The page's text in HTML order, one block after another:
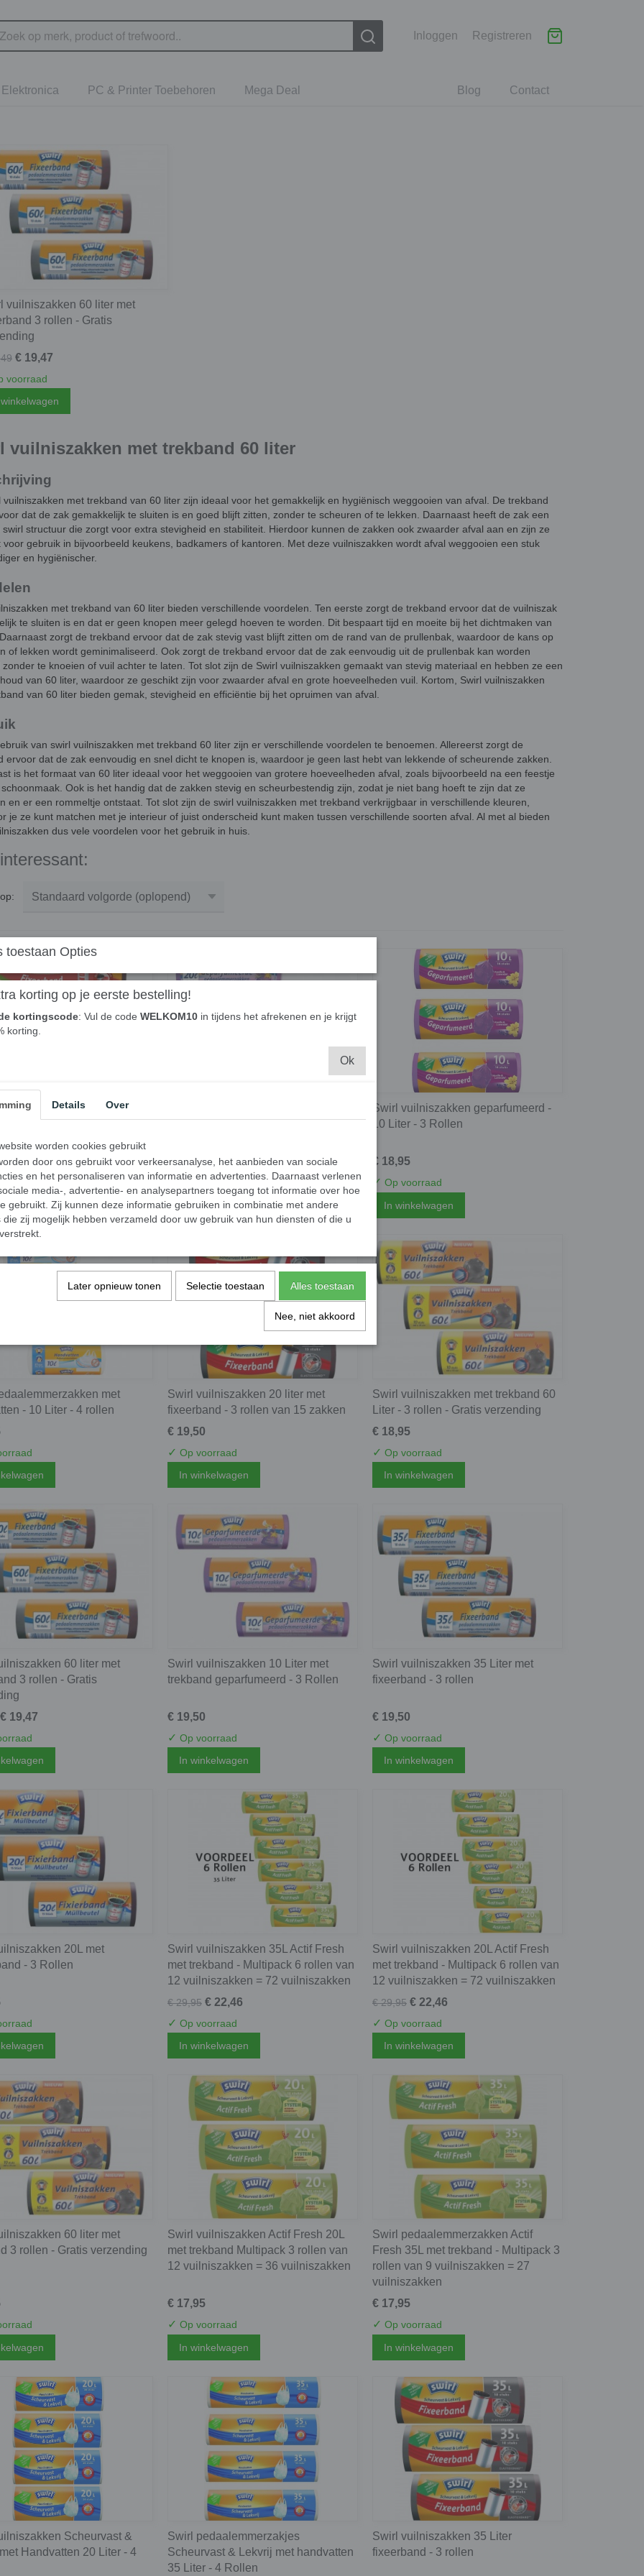
Inloggen Registreren
Contact
Blog
Elektronica PC & Printer Toebehoren Mega Deal
vuilniszakken 60 liter met
3 rollen - Gratis
€ 19,47
voorraad
vuilniszakken met trekband 60 liter
vuilniszakken met trekband van 60 liter zijn ideaal voor het gemakkelijk en hygiënisch weggooien van afval. De trekband
dat de zak gemakkelijk te sluiten is en goed blijft zitten, zonder te scheuren of te lekken. Daarnaast heeft de zak een
swirl structuur die zorgt voor extra stevigheid en stabiliteit. Hierdoor kunnen de zakken ook zwaarder afval aan en zijn ze
voor gebruik in bijvoorbeeld keukens, badkamers of kantoren. Met deze vuilniszakken wordt afval weggooien een stuk
en hygiënischer.
met trekband van 60 liter bieden verschillende voordelen. Ten eerste zorgt de trekband ervoor dat de vuilniszak
te sluiten is en dat er geen knopen meer gelegd hoeven te worden. Dit bespaart tijd en moeite bij het dichtmaken van
zorgt de trekband ervoor dat de zak stevig vast blijft zitten om de rand van de prullenbak, waardoor de kans op
of lekken wordt geminimaliseerd. Ook zorgt de trekband ervoor dat de zak eenvoudig uit de prullenbak kan worden
zonder te knoeien of vuil achter te laten. Tot slot zijn de Swirl vuilniszakken gemaakt van stevig materiaal en hebben ze een
van 60 liter, waardoor ze geschikt zijn voor zwaarder afval en grote hoeveelheden vuil. Kortom, Swirl vuilniszakken
van 60 liter bieden gemak, stevigheid en efficiëntie bij het opruimen van afval.
van swirl vuilniszakken met trekband 60 liter zijn er verschillende voordelen te benoemen. Allereerst zorgt de
ervoor dat de zak eenvoudig en snel dicht te knopen is, waardoor je geen last hebt van lekkende of scheurende zakken.
is het formaat van 60 liter ideaal voor het weggooien van grotere hoeveelheden afval, zoals bijvoorbeeld na een feestje
Ook is het handig dat de zakken stevig en scheurbestendig zijn, zodat je niet bang hoeft te zijn dat ze
en er een rommeltje ontstaat. Tot slot zijn de swirl vuilniszakken met trekband verkrijgbaar in verschillende kleuren,
je ze kunt matchen met je interieur of juist onderscheid kunt maken tussen verschillende soorten afval. Al met al bieden
dus vele voordelen voor het gebruik in huis.
op:
30 liter 3 rollen
stuks XL extra lang - Gratis
Geparfumeerde trekband - 3 rollen
€ 20,00
✓Op voorraad
In winkelwagen
Swirl vuilniszakken geparfumeerd -
10 Liter - 3 Rollen
€ 18,95
✓ Op voorraad
In winkelwagen
met
- 10 Liter - 4 rollen
Swirl vuilniszakken 20 liter met
fixeerband - 3 rollen van 15 zakken
€ 19,50
✓ Op voorraad
In winkelwagen
Swirl vuilniszakken met trekband 60
Liter - 3 rollen - Gratis verzending
€ 18,95
✓ Op voorraad
In winkelwagen
60 liter met
3 rollen - Gratis
€ 19,47
Swirl vuilniszakken 10 Liter met
trekband geparfumeerd - 3 Rollen
€ 19,50
✓ Op voorraad
In winkelwagen
Swirl vuilniszakken 35 Liter met
fixeerband - 3 rollen
€ 19,50
✓ Op voorraad
In winkelwagen
20L met
- 3 Rollen
Swirl vuilniszakken 35L Actif Fresh
met trekband - Multipack 6 rollen van
12 vuilniszakken = 72 vuilniszakken
€ 29,95 € 22,46
✓ Op voorraad
In winkelwagen
Swirl vuilniszakken 20L Actif Fresh
met trekband - Multipack 6 rollen van
12 vuilniszakken = 72 vuilniszakken
€ 29,95 € 22,46
✓ Op voorraad
In winkelwagen
60 liter met
3 rollen - Gratis verzending
Swirl vuilniszakken Actif Fresh 20L
met trekband Multipack 3 rollen van
12 vuilniszakken = 36 vuilniszakken
€ 17,95
✓ Op voorraad
In winkelwagen
Swirl pedaalemmerzakken Actif
Fresh 35L met trekband - Multipack 3
rollen van 9 vuilniszakken = 27
vuilniszakken
€ 17,95
✓ Op voorraad
In winkelwagen
Scheurvast &
met Handvatten 20 Liter - 4
Swirl pedaalemmerzakjes
Scheurvast & Lekvrij met handvatten
35 Liter - 4 Rollen
Swirl vuilniszakken 35 Liter
fixeerband - 3 rollen
toestaan Opties
korting op je eerste bestelling!
kortingscode: Vul de code WELKOM10 in tijdens het afrekenen en je krijgt
korting.
Ok
Details Over
worden cookies gebruikt
door ons gebruikt voor verkeersanalyse, het aanbieden van sociale
en het personaliseren van informatie en advertenties. Daarnaast verlenen
media-, advertentie- en analysepartners toegang tot informatie over hoe
gebruikt. Zij kunnen deze informatie gebruiken in combinatie met andere
die zij mogelijk hebben verzameld door uw gebruik van hun diensten of die u
Later opnieuw tonen Selectie toestaan Alles toestaan
Nee, niet akkoord